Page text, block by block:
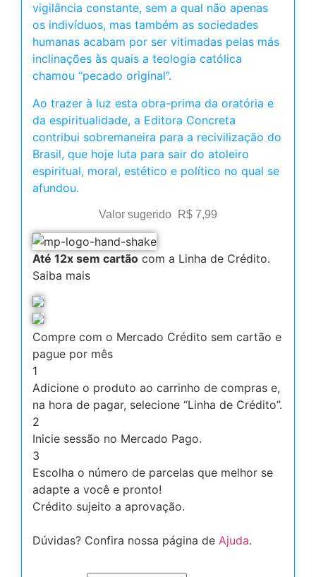
vigilância constante, sem a qual não apenas
os indivíduos, mas também as sociedades
humanas acabam por ser vitimadas pelas más
inclinações às quais a teologia católica
chamou “pecado original”.
Ao trazer à luz esta obra-prima da oratória e
da espiritualidade, a Editora Concreta
contribui sobremaneira para a recivilização do
Brasil, que hoje luta para sair do atoleiro
espiritual, moral, estético e político no qual se
afundou.
Valor sugerido R$ 7,99
Até 12x sem cartão com a Linha de Crédito.
Saiba mais
Compre com o Mercado Crédito sem cartão e
pague por mês
1
Adicione o produto ao carrinho de compras e,
na hora de pagar, selecione “Linha de Crédito”.
2
Inicie sessão no Mercado Pago.
3
Escolha o número de parcelas que melhor se
adapte a você e pronto!
Crédito sujeito a aprovação.
Dúvidas? Confira nossa página de Ajuda.